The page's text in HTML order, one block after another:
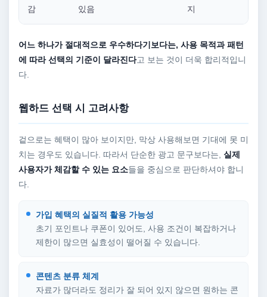
감
있음
지
어느 하나가 절대적으로 우수하다기보다는, 사용 목적과 패턴
에 따라 선택의 기준이 달라진다고 보는 것이 더욱 합리적입니
다.
웹하드 선택 시 고려사항
겉으로는 혜택이 많아 보이지만, 막상 사용해보면 기대에 못 미
치는 경우도 있습니다. 따라서 단순한 광고 문구보다는, 실제
사용자가 체감할 수 있는 요소들을 중심으로 판단하셔야 합니
다.
가입 혜택의 실질적 활용 가능성
초기 포인트나 쿠폰이 있어도, 사용 조건이 복잡하거나
제한이 많으면 실효성이 떨어질 수 있습니다.
콘텐츠 분류 체계
자료가 많더라도 정리가 잘 되어 있지 않으면 원하는 콘